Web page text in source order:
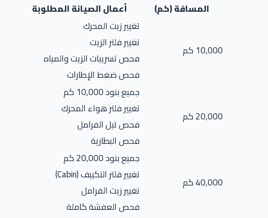
المسافة (كم) أعمال الصيانة المطلوبة
10,000 كم
تغيير زيت المحرك
تغيير فلتر الزيت
فحص تسريبات الزيت والمياه
فحص ضغط الإطارات
20,000 كم
جميع بنود 10,000 كم
تغيير فلتر هواء المحرك
فحص تيل الفرامل
فحص البطارية
40,000 كم
جميع بنود 20,000 كم
تغيير فلتر التكييف (Cabin)
تغيير زيت الفرامل
فحص العفشة كاملة